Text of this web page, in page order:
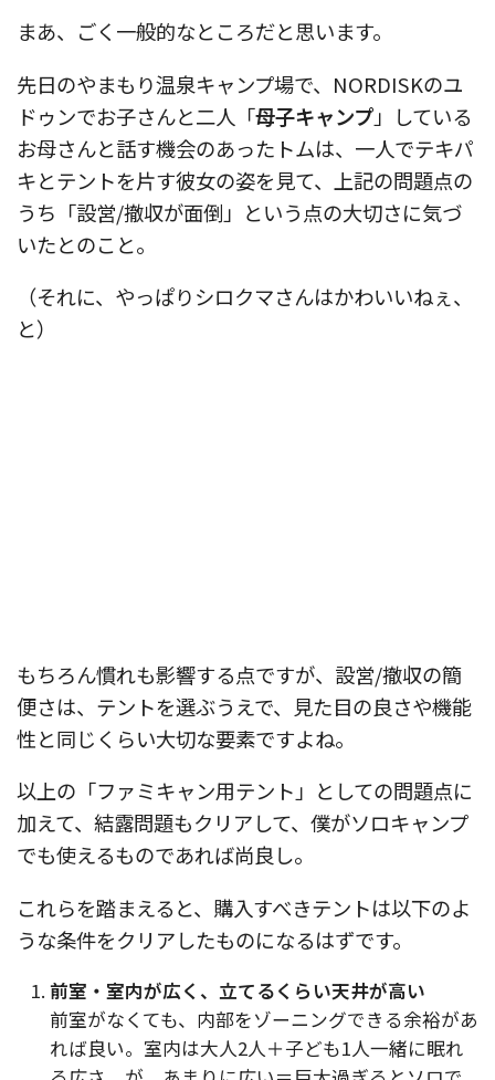
まあ、ごく一般的なところだと思います。
先日のやまもり温泉キャンプ場で、NORDISKのユ
ドゥンでお子さんと二人「母子キャンプ」している
お母さんと話す機会のあったトムは、一人でテキパ
キとテントを片す彼女の姿を見て、上記の問題点の
うち「設営/撤収が面倒」という点の大切さに気づ
いたとのこと。
（それに、やっぱりシロクマさんはかわいいねぇ、
と）
もちろん慣れも影響する点ですが、設営/撤収の簡
便さは、テントを選ぶうえで、見た目の良さや機能
性と同じくらい大切な要素ですよね。
以上の「ファミキャン用テント」としての問題点に
加えて、結露問題もクリアして、僕がソロキャンプ
でも使えるものであれば尚良し。
これらを踏まえると、購入すべきテントは以下のよ
うな条件をクリアしたものになるはずです。
前室・室内が広く、立てるくらい天井が高い
前室がなくても、内部をゾーニングできる余裕があ
れば良い。室内は大人2人＋子ども1人一緒に眠れ